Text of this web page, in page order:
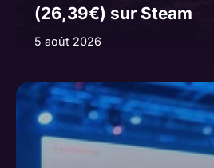
(26,39€) sur Steam
5 août 2026